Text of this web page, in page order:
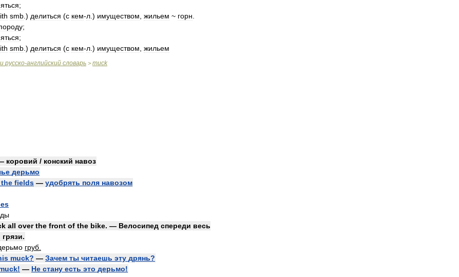
;
smb .) делиться (с кем-л .) имуществом жильем ~ горн
;
;
smb .) делиться (с кем-л .) имуществом жильем
и русско-английский словарь > muck
коровий / конский навоз
дерьмо
the fields — удобрять поля навозом
all over the front of the bike. — Велосипед спереди весь
грязи.
груб
muck? — Зачем ты читаешь эту дрянь?
! — Не стану есть это дерьмо!